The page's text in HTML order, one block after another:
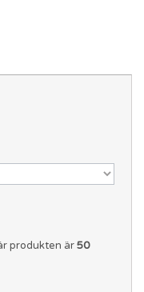
produkten är50